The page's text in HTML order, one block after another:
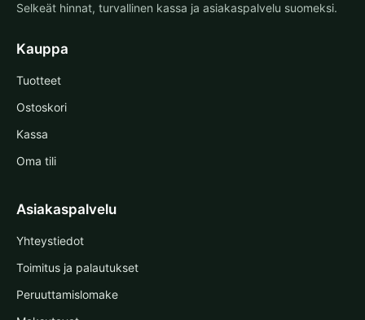
Selkeät hinnat, turvallinen kassa ja asiakaspalvelu suomeksi.
Kauppa
Tuotteet
Ostoskori
Kassa
Oma tili
Asiakaspalvelu
Yhteystiedot
Toimitus ja palautukset
Peruuttamislomake